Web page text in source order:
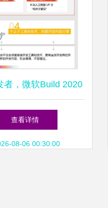
者，微软Build 2020
至，邀您共赴云端科
技盛宴
查看详情
08-06 00:30:00